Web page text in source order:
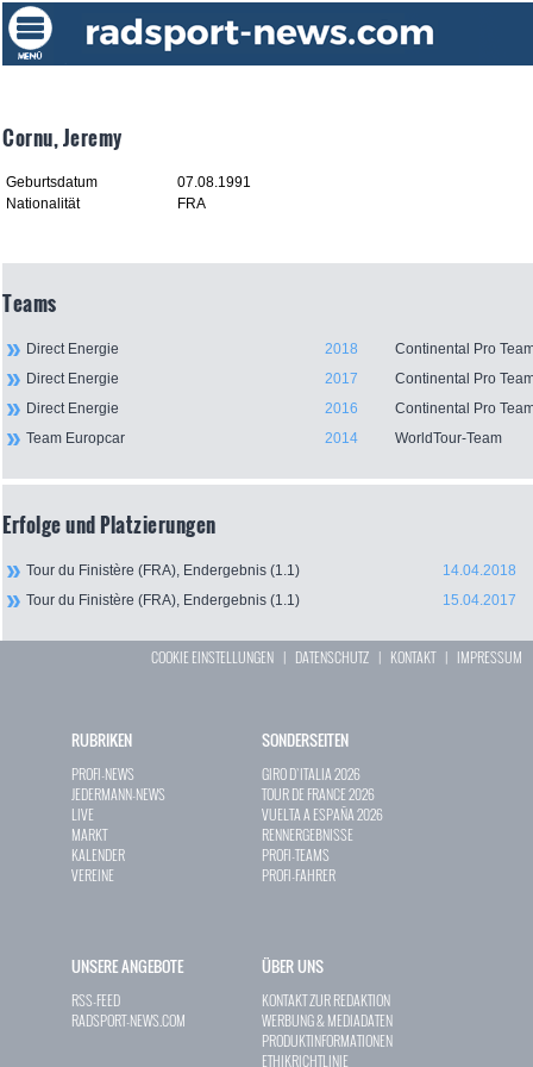
Cornu, Jeremy
Geburtsdatum
07.08.1991
Nationalität
FRA
Teams
Direct Energie 2018
Continental Pro
Direct Energie
2017
Continental Pro
Direct Energie
2016
Continental Pro
Team Europcar
2014 WorldTour-Team
Erfolge und Platzierungen
Tour du Finistère (FRA), Endergebnis (1.1)
14.04.2018
Tour du Finistère (FRA), Endergebnis (1.1)
15.04.2017
COOKIE EINSTELLUNGEN | DATENSCHUTZ | KONTAKT| IMPRESSUM
RUBRIKEN
PROFI-NEWS
JEDERMANN-NEWS
LIVE
MARKT
KALENDER
VEREINE
SONDERSEITEN
GIRO D`ITALIA 2026
TOUR DE FRANCE 2026
VUELTA A ESPAÑA 2026
RENNERGEBNISSE
PROFI-TEAMS
PROFI-FAHRER
UNSERE ANGEBOTE
RSS-FEED
RADSPORT-NEWS.COM
ÜBER UNS
KONTAKT ZUR REDAKTION
WERBUNG & MEDIADATEN
PRODUKTINFORMATIONEN
ETHIKRICHTLINIE